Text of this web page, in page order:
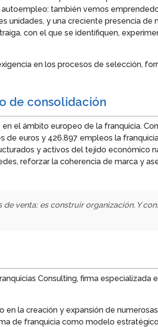
también vemos
unidades, y una creciente presencia
con el que se identifiquen,
en los procesos de selección,
de consolidación
el ámbito europeo de la franquicia.
de euros y 426.897 empleos la
y activos del tejido económico
reforzar la coherencia de marca y
venta; es construir organización. Y
Consulting, firma
en la creación y expansión de
de franquicia como modelo